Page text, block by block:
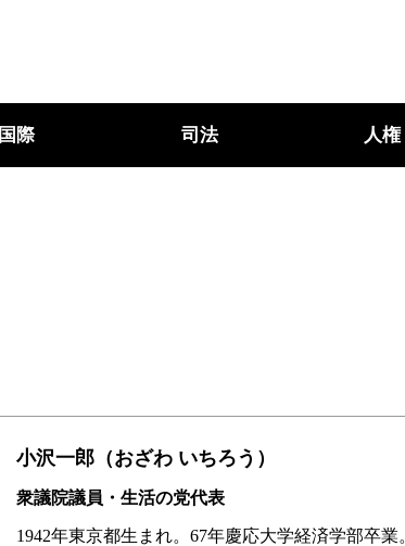
国際 司法 人権
小沢一郎（おざわ いちろう）
衆議院議員・生活の党代表
1942年東京都生まれ。67年慶応大学経済学部卒